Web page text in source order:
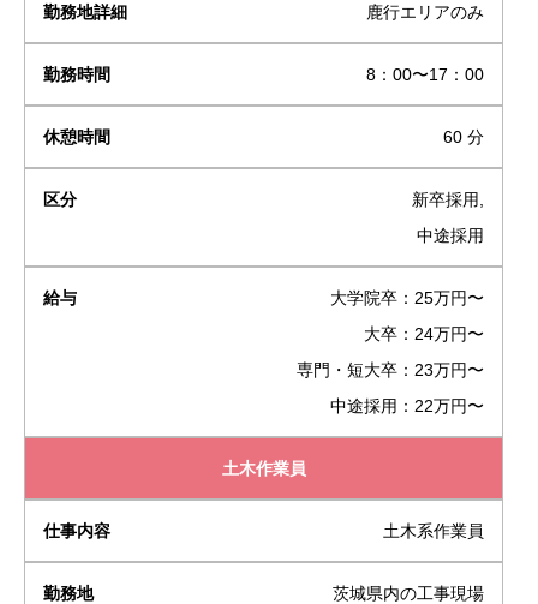
鹿行エリアのみ
8：00〜17：00
60 分
新卒採用,
中途採用
大学院卒：25万円〜
大卒：24万円〜
専門・短大卒：23万円〜
中途採用：22万円〜
土木作業員
土木系作業員
茨城県内の工事現場